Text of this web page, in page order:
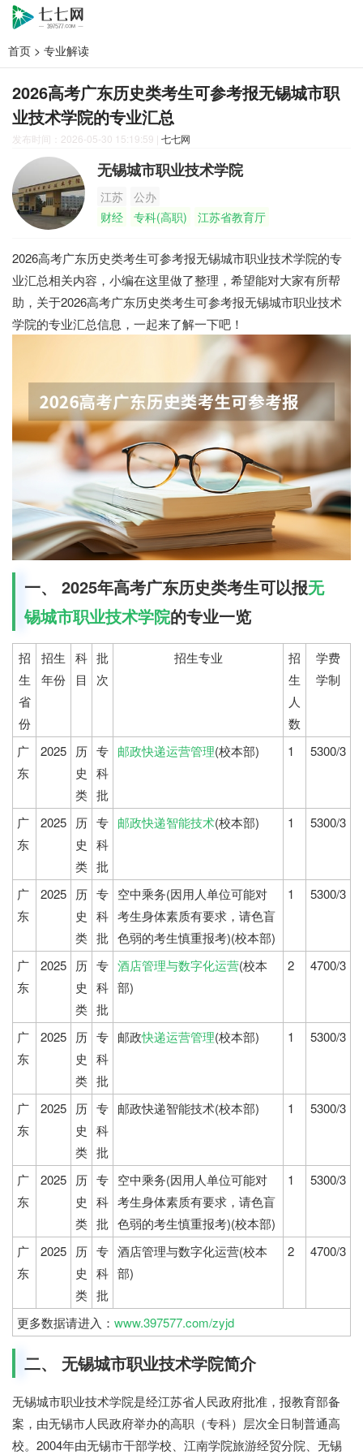
首页 > 专业解读
2026高考广东历史类考生可参考报无锡城市职
业技术学院的专业汇总
发布时间：2026-05-30 15:19:59 | 七七网
无锡城市职业技术学院
江苏
公办
财经
专科(高职) 江苏省教育厅
2026高考广东历史类考生可参考报无锡城市职业技术学院的专
业汇总相关内容，小编在这里做了整理，希望能对大家有所帮
助，关于2026高考广东历史类考生可参考报无锡城市职业技术
学院的专业汇总信息，一起来了解一下吧！
一、 2025年高考广东历史类考生可以报无
锡城市职业技术学院的专业一览
招
生
省
份
招生
年份
科
目
批
次
招生专业
招
生
人
数
学费
学制
广
东
2025 历
史
类
专
科
批
邮政快递运营管理(校本部) 1 5300/3
广
东
2025 历
史
类
专
科
批
邮政快递智能技术(校本部) 1 5300/3
广
东
2025 历
史
类
专
科
批
空中乘务(因用人单位可能对
考生身体素质有要求，请色盲
色弱的考生慎重报考)(校本部)
1 5300/3
广
东
2025 历
史
类
专
科
批
酒店管理与数字化运营(校本
部)
2 4700/3
广
东
2025 历
史
类
专
科
批
邮政快递运营管理(校本部) 1 5300/3
广
东
2025 历
史
类
专
科
批
邮政快递智能技术(校本部) 1 5300/3
广
东
2025 历
史
类
专
科
批
空中乘务(因用人单位可能对
考生身体素质有要求，请色盲
色弱的考生慎重报考)(校本部)
1 5300/3
广
东
2025 历
史
类
专
科
批
酒店管理与数字化运营(校本
部)
2 4700/3
更多数据请进入： www.397577.com/zyjd
二、 无锡城市职业技术学院简介
无锡城市职业技术学院是经江苏省人民政府批准，报教育部备
案，由无锡市人民政府举办的高职（专科）层次全日制普通高
校。2004年由无锡市干部学校、江南学院旅游经贸分院、无锡